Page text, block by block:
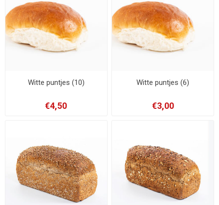
Witte puntjes (10)
€4,50
Witte puntjes (6)
€3,00